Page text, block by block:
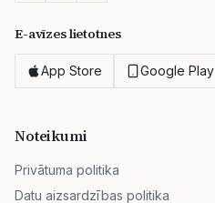
E-avīzes lietotnes
App Store Google Play
Noteikumi
Privātuma politika
Datu aizsardzības politika